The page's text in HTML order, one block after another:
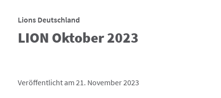
Lions Deutschland
LION Oktober 2023
Veröffentlicht am 21. November 2023